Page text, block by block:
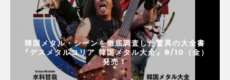
韓国メタル・シーンを徹底調査した驚異の大全書
『デスメタルコリア 韓国メタル大全』8/10（金）
発売！